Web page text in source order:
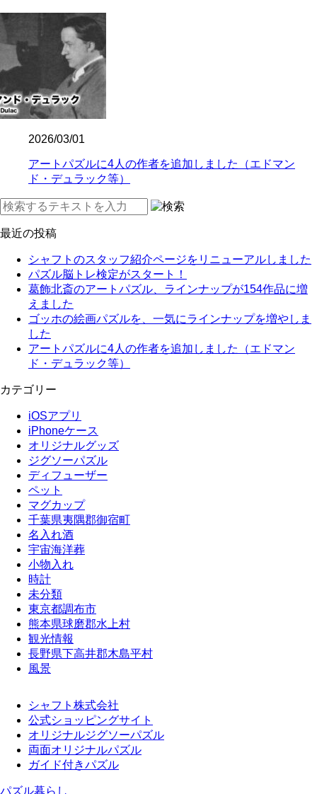
2026/03/01
アートパズルに4人の作者を追加しました（エドマン
ド・デュラック等）
最近の投稿
シャフトのスタッフ紹介ページをリニューアルしました
パズル脳トレ検定がスタート！
葛飾北斎のアートパズル、ラインナップが154作品に増
えました
ゴッホの絵画パズルを、一気にラインナップを増やしま
した
アートパズルに4人の作者を追加しました（エドマン
ド・デュラック等）
カテゴリー
iOSアプリ
iPhoneケース
オリジナルグッズ
ジグソーパズル
ディフューザー
ペット
マグカップ
千葉県夷隅郡御宿町
名入れ酒
宇宙海洋葬
小物入れ
時計
未分類
東京都調布市
熊本県球磨郡水上村
観光情報
長野県下高井郡木島平村
風景
シャフト株式会社
公式ショッピングサイト
オリジナルジグソーパズル
両面オリジナルパズル
ガイド付きパズル
パズル暮らし